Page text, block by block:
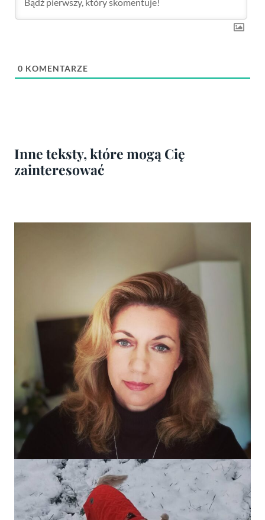
0 KOMENTARZE
Inne teksty, które mogą Cię
zainteresować